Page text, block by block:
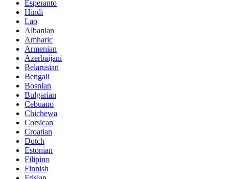
Esperanto
Hindi
Lao
Albanian
Amharic
Armenian
Azerbaijani
Belarusian
Bengali
Bosnian
Bulgarian
Cebuano
Chichewa
Corsican
Croatian
Dutch
Estonian
Filipino
Finnish